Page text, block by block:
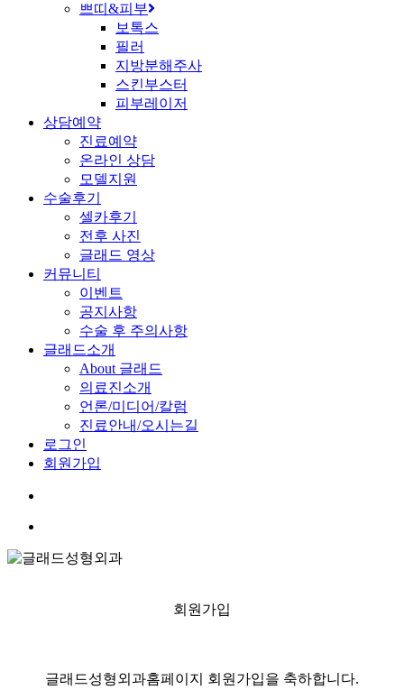
쁘띠&피부
보톡스
필러
지방분해주사
스킨부스터
피부레이저
상담예약
진료예약
온라인 상담
모델지원
수술후기
셀카후기
전후 사진
글래드 영상
커뮤니티
이벤트
공지사항
수술 후 주의사항
글래드소개
About 글래드
의료진소개
언론/미디어/칼럼
진료안내/오시는길
로그인
회원가입
회원가입
글래드성형외과홈페이지 회원가입을 축하합니다.